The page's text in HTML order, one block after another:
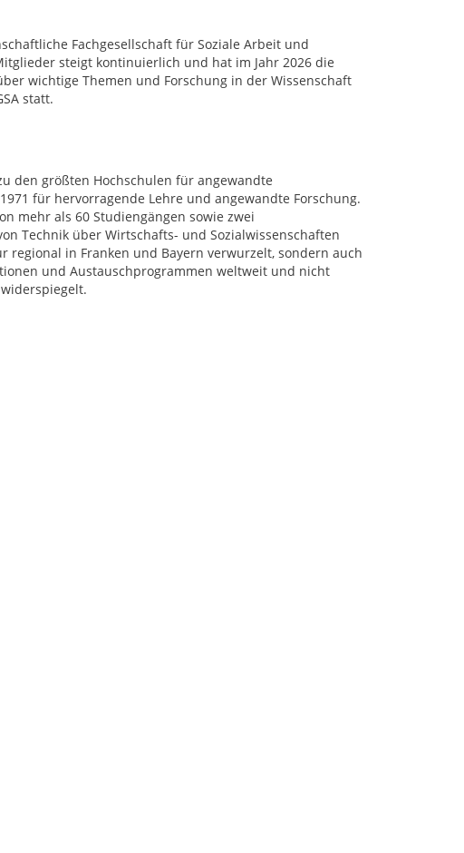
Fachgesellschaft für Soziale Arbeit und
steigt kontinuierlich und hat im Jahr 2026 die
wichtige Themen und Forschung in der Wissenschaft
statt.
den größten Hochschulen für angewandte
für hervorragende Lehre und angewandte Forschung.
mehr als 60 Studiengängen sowie zwei
Technik über Wirtschafts- und Sozialwissenschaften
regional in Franken und Bayern verwurzelt, sondern auch
und Austauschprogrammen weltweit und nicht